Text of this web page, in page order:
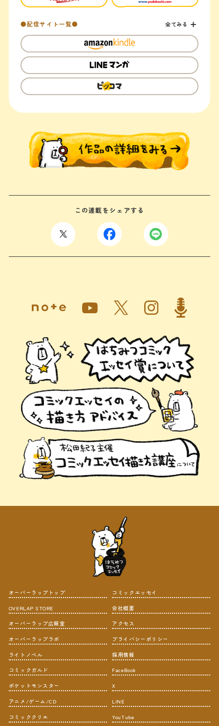
●配信サイト一覧● 全てみる
この連載をシェアする
オーバーラップトップ
OVERLAP STORE
オーバーラップ広報室
オーバーラップラボ
ライトノベル
コミックガルド
ポケットモンスター
アニメ/ゲーム/CD
コミッククリエ
コミックエッセイ
会社概要
アクセス
プライバシーポリシー
採用情報
FaceBook
X
LINE
YouTube